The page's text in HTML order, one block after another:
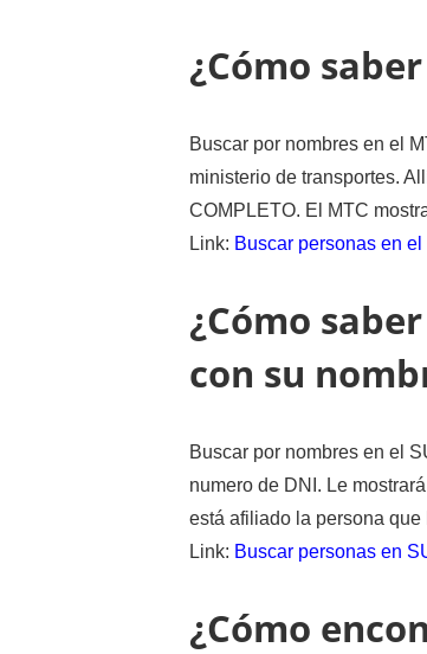
¿Cómo
Buscar por nombres en el
ministerio de transportes.
COMPLETO. El MTC
Link: Buscar personas en el
¿Cómo
con su
Buscar por nombres en el
numero de DNI. Le
está afiliado la persona que
Link: Buscar personas en
¿Cómo